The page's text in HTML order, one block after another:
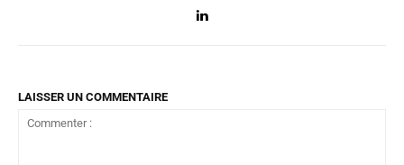
LAISSER UN COMMENTAIRE